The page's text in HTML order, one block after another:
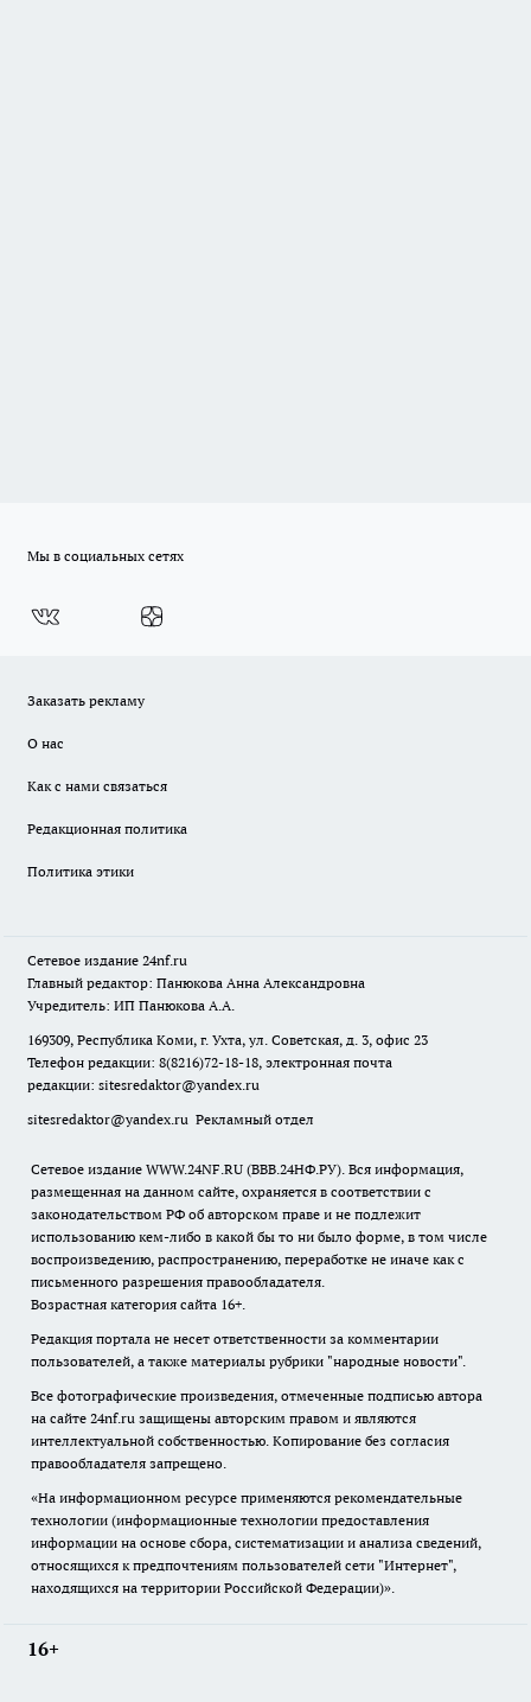
Мы в социальных сетях
Заказать рекламу
О нас
Как с нами связаться
Редакционная политика
Политика этики
Сетевое издание 24nf.ru
Главный редактор: Панюкова Анна Александровна
Учредитель: ИП Панюкова А.А.
169309, Республика Коми, г. Ухта, ул. Советская, д. 3, офис 23
Телефон редакции: 8(8216)72-18-18, электронная почта
редакции: sitesredaktor@yandex.ru
sitesredaktor@yandex.ru Рекламный отдел
Сетевое издание WWW.24NF.RU (ВВВ.24НФ.РУ). Вся информация,
размещенная на данном сайте, охраняется в соответствии с
законодательством РФ об авторском праве и не подлежит
использованию кем-либо в какой бы то ни было форме, в том числе
воспроизведению, распространению, переработке не иначе как с
письменного разрешения правообладателя.
Возрастная категория сайта 16+.
Редакция портала не несет ответственности за комментарии
пользователей, а также материалы рубрики "народные новости".
Все фотографические произведения, отмеченные подписью автора
на сайте 24nf.ru защищены авторским правом и являются
интеллектуальной собственностью. Копирование без согласия
правообладателя запрещено.
«На информационном ресурсе применяются рекомендательные
технологии (информационные технологии предоставления
информации на основе сбора, систематизации и анализа сведений,
относящихся к предпочтениям пользователей сети "Интернет",
находящихся на территории Российской Федерации)».
16+